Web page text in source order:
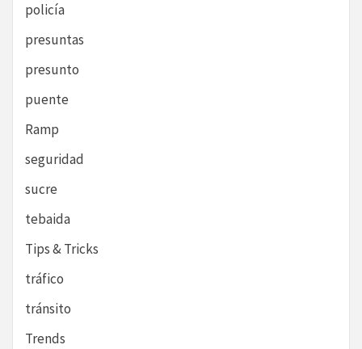
policía
presuntas
presunto
puente
Ramp
seguridad
sucre
tebaida
Tips & Tricks
tráfico
tránsito
Trends